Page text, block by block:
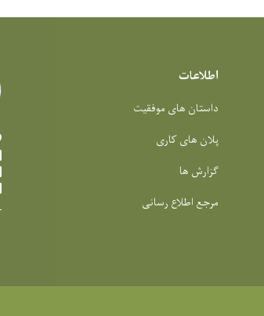
اطلاعات
داستان های موفقیت
پلان های کاری
گزارش ها
مرجع اطلاع رسانی